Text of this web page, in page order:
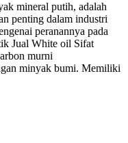
mineral putih, adalah
penting dalam industri
peranannya pada
Jual White oil Sifat
murni
minyak bumi. Memiliki